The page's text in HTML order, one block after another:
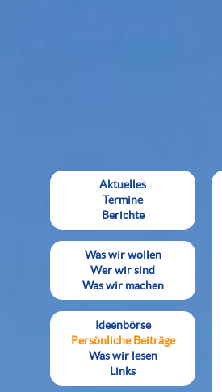
Aktuelles
Termine
Berichte
Was wir wollen
Wer wir sind
Was wir machen
Ideenbörse
Persönliche Beiträge
Was wir lesen
Links